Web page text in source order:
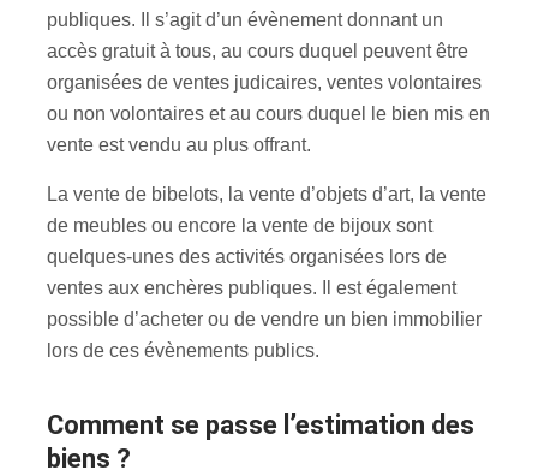
publiques. Il s’agit d’un évènement donnant un
accès gratuit à tous, au cours duquel peuvent être
organisées de ventes judicaires, ventes volontaires
ou non volontaires et au cours duquel le bien mis en
vente est vendu au plus offrant.
La vente de bibelots, la vente d’objets d’art, la vente
de meubles ou encore la vente de bijoux sont
quelques-unes des activités organisées lors de
ventes aux enchères publiques. Il est également
possible d’acheter ou de vendre un bien immobilier
lors de ces évènements publics.
Comment se passe l’estimation des
biens ?